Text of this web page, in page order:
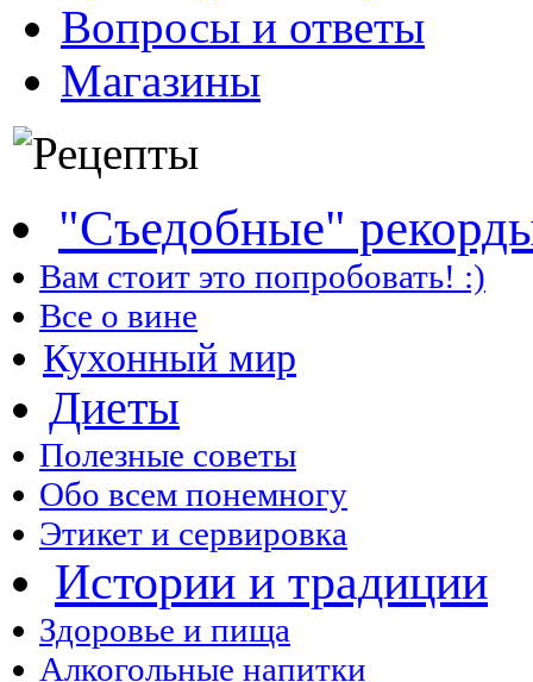
Вопросы и ответы
Магазины
"Съедобные"
Вам стоит это попробовать! :)
Все о вине
Кухонный мир
Диеты
Полезные советы
Обо всем понемногу
Этикет и сервировка
Истории и традиции
Здоровье и пища
Алкогольные напитки